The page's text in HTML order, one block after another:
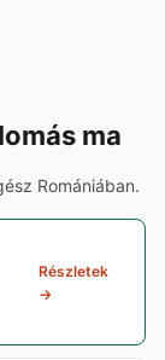
ma
Romániában.
Részletek
→